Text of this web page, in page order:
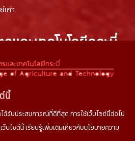
นี้
ด้รับประสบการณ์ที่ดีที่สุด การใช้เว็บไซต์นี้ต่อไป
บไซต์นี้ เรียนรู้เพิ่มเติมเกี่ยวกับนโยบายความ
ก่า
และเทคโนโลยีกระบี่
ระบี่